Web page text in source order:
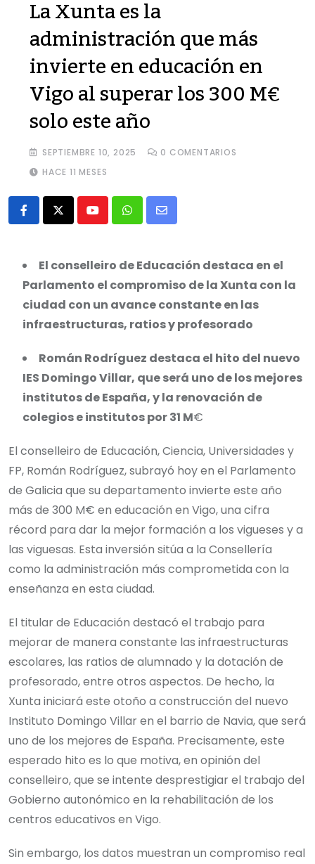
La Xunta es la
administración que más
invierte en educación en
Vigo al superar los 300 M€
solo este año
SEPTIEMBRE 10, 2025 0 COMENTARIOS
HACE 11 MESES
YoutubeWhatsapp
Share
Email
El conselleiro de Educación destaca en el
Parlamento el compromiso de la Xunta con la
ciudad con un avance constante en las
infraestructuras, ratios y profesorado
Román Rodríguez destaca el hito del nuevo
IES Domingo Villar, que será uno de los mejores
institutos de España, y la renovación de
colegios e institutos por 31 M€
El conselleiro de Educación, Ciencia, Universidades y
FP, Román Rodríguez, subrayó hoy en el Parlamento
de Galicia que su departamento invierte este año
más de 300 M€ en educación en Vigo, una cifra
récord para dar la mejor formación a los vigueses y a
las viguesas. Esta inversión sitúa a la Consellería
como la administración más comprometida con la
enseñanza en esta ciudad.
El titular de Educación destacó el trabajo para
mejorar de manera constante las infraestructuras
escolares, las ratios de alumnado y la dotación de
profesorado, entre otros aspectos. De hecho, la
Xunta iniciará este otoño a construcción del nuevo
Instituto Domingo Villar en el barrio de Navia, que será
uno de los mejores de España. Precisamente, este
esperado hito es lo que motiva, en opinión del
conselleiro, que se intente desprestigiar el trabajo del
Gobierno autonómico en la rehabilitación de los
centros educativos en Vigo.
Sin embargo, los datos muestran un compromiso real